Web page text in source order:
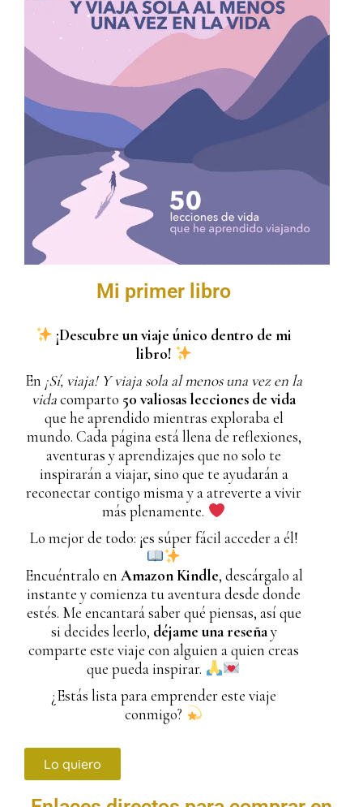
Mi primer libro
¡Descubre un viaje único dentro de mi
libro!
En ¡Sí, viaja! Y viaja sola al menos una vez en la
vidacomparto 50 valiosas lecciones de vida
que he aprendido mientras exploraba el
mundo. Cada página está llena de reflexiones,
aventuras y aprendizajes que no solo te
inspirarán a viajar, sino que te ayudarán a
reconectar contigo misma y a atreverte a vivir
más plenamente.
Lo mejor de todo: ¡es súper fácil acceder a él!
Encuéntralo en Amazon Kindle, descárgalo al
instante y comienza tu aventura desde donde
estés. Me encantará saber qué piensas, así que
si decides leerlo, déjame una reseñay
comparte este viaje con alguien a quien creas
que pueda inspirar.
¿Estás lista para emprender este viaje
conmigo?
Lo quiero